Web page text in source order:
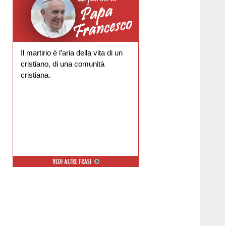
Il martirio è l’aria della vita di un
cristiano, di una comunità
cristiana.